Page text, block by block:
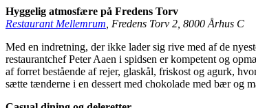
Hyggelig atmosfære på Fredens Torv
Restaurant Mellemrum, Fredens Torv 2, 8000 Århus C
Med en indretning, der ikke lader sig rive med af de
restaurantchef Peter Aaen i spidsen er kompetent og
af forret bestående af rejer, glaskål, friskost og agurk,
sætte tænderne i en dessert med chokolade med bær og